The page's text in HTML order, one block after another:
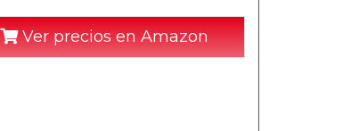
Ver precios en Amazon